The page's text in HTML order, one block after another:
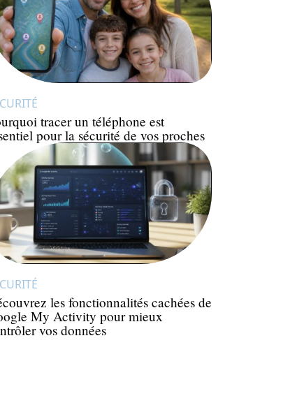
tracer un téléphone est
pour la sécurité de vos proches
les fonctionnalités cachées de
My Activity pour mieux
vos données